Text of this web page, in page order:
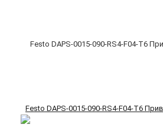
Festo DAPS-0015-090-RS4-F04-T6